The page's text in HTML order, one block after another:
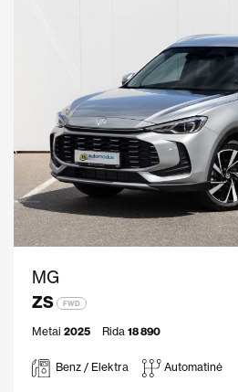
MG
ZS
FWD
Metai 2025 Rida 18 890
Benz / Elektra Automatinė